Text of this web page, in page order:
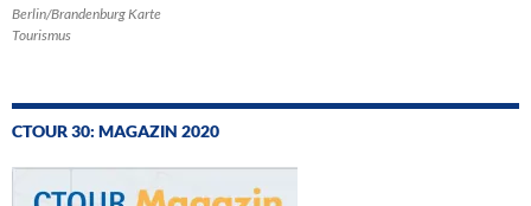
Berlin/Brandenburg Karte
Tourismus
CTOUR 30: MAGAZIN 2020